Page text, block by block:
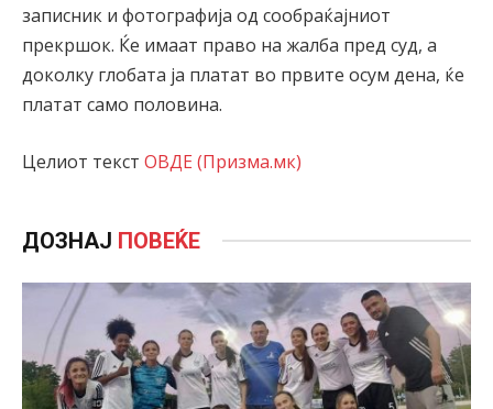
записник и фотографија од сообраќајниот
прекршок. Ќе имаат право на жалба пред суд, а
доколку глобата ја платат во првите осум дена, ќе
платат само половина.
Целиот текст ОВДЕ (Призма.мк)
ДОЗНАЈ ПОВЕЌЕ